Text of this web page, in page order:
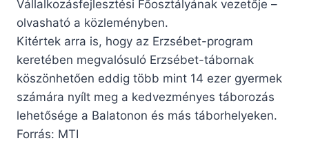
Vállalkozásfejlesztési Főosztályának vezetője –
olvasható a közleményben.
Kitértek arra is, hogy az Erzsébet-program
keretében megvalósuló Erzsébet-tábornak
köszönhetően eddig több mint 14 ezer gyermek
számára nyílt meg a kedvezményes táborozás
lehetősége a Balatonon és más táborhelyeken.
Forrás: MTI